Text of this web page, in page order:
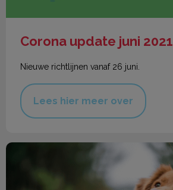
Corona update juni 2021
Nieuwe richtlijnen vanaf 26 juni.
Lees hier meer over
Aandacht voor allergie